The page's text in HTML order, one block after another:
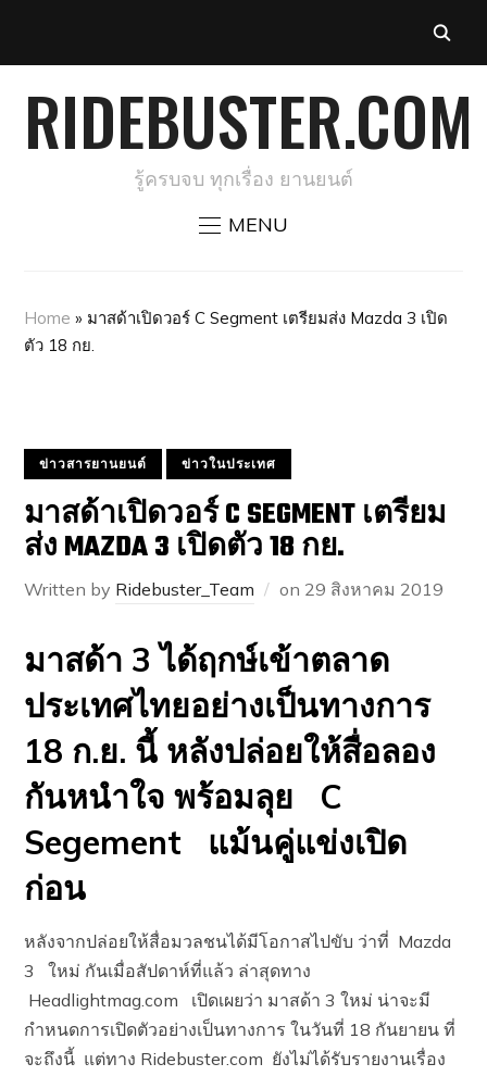
RIDEBUSTER.COM
รู้ครบจบ ทุกเรื่อง ยานยนต์
MENU
Home » มาสด้าเปิดวอร์ C Segment เตรียมส่ง Mazda 3 เปิด
ตัว 18 กย.
ข่าวสารยานยนต์ ข่าวในประเทศ
มาสด้าเปิดวอร์ C SEGMENT เตรียม
ส่ง MAZDA 3 เปิดตัว 18 กย.
Written by Ridebuster_Team on 29 สิงหาคม 2019
มาสด้า 3 ได้ฤกษ์เข้าตลาด
ประเทศไทยอย่างเป็นทางการ
18 ก.ย. นี้ หลังปล่อยให้สื่อลอง
กันหนำใจ พร้อมลุย C
Segement แม้นคู่แข่งเปิด
ก่อน
หลังจากปล่อยให้สื่อมวลชนได้มีโอกาสไปขับ ว่าที่ Mazda
3 ใหม่ กันเมื่อสัปดาห์ที่แล้ว ล่าสุดทาง
Headlightmag.com เปิดเผยว่า มาสด้า 3 ใหม่ น่าจะมี
กำหนดการเปิดตัวอย่างเป็นทางการ ในวันที่ 18 กันยายน ที่
จะถึงนี้ แต่ทาง Ridebuster.com ยังไม่ได้รับรายงานเรื่อง